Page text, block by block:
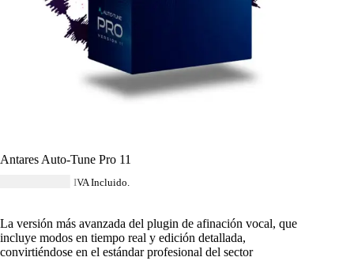
Antares Auto-Tune Pro 11
IVA Incluido.
La versión más avanzada del plugin de afinación vocal, que
incluye modos en tiempo real y edición detallada,
convirtiéndose en el estándar profesional del sector